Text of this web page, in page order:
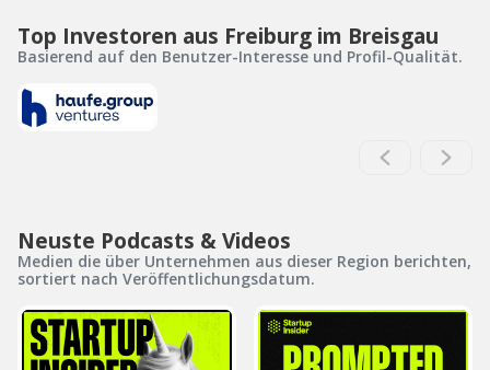
Top Investoren aus Freiburg im Breisgau
Basierend auf den Benutzer-Interesse und Profil-Qualität.
Neuste Podcasts & Videos
Medien die über Unternehmen aus dieser Region berichten,
sortiert nach Veröffentlichungsdatum.